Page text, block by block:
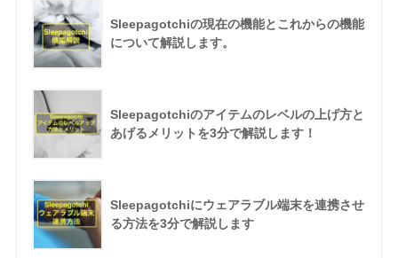
Sleepagotchiの現在の機能とこれからの機能
について解説します。
Sleepagotchiのアイテムのレベルの上げ方と
あげるメリットを3分で解説します！
Sleepagotchiにウェアラブル端末を連携させ
る方法を3分で解説します